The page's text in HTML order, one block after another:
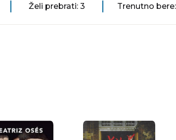
Želi prebrati: 3 Trenutno bere: